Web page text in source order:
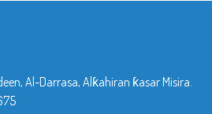
Al-Darrasa, Alƙahiran ƙasar Misira.